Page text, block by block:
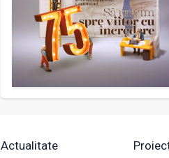
Actualitate